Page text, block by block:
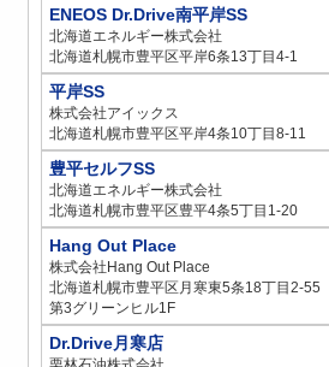
ENEOS Dr.Drive南平岸SS
北海道エネルギー株式会社
北海道札幌市豊平区平岸6条13丁目4-1
平岸SS
株式会社アイックス
北海道札幌市豊平区平岸4条10丁目8-11
豊平セルフSS
北海道エネルギー株式会社
北海道札幌市豊平区豊平4条5丁目1-20
Hang Out Place
株式会社Hang Out Place
北海道札幌市豊平区月寒東5条18丁目2-55
第3グリーンヒル1F
Dr.Drive月寒店